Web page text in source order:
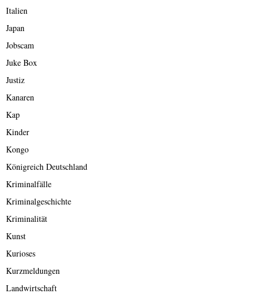
Italien
Japan
Jobscam
Juke Box
Justiz
Kanaren
Kap
Kinder
Kongo
Königreich Deutschland
Kriminalfälle
Kriminalgeschichte
Kriminalität
Kunst
Kurioses
Kurzmeldungen
Landwirtschaft